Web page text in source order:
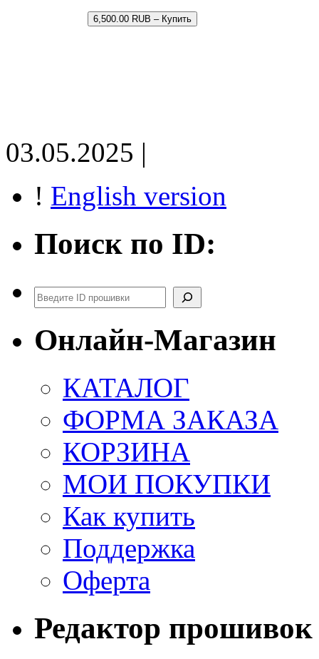
6,500.00 RUB – Купить
03.05.2025 |
! English version
Поиск по ID:
Поиск
Онлайн-Магазин
КАТАЛОГ
ФОРМА ЗАКАЗА
КОРЗИНА
МОИ ПОКУПКИ
Как купить
Поддержка
Оферта
Редактор прошивок